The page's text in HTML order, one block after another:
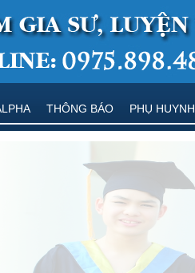
THÔNG BÁO PHỤ HUYNH